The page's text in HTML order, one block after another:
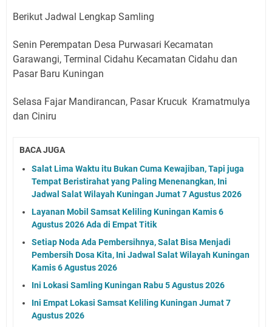
Berikut Jadwal Lengkap Samling
Senin Perempatan Desa Purwasari Kecamatan
Garawangi, Terminal Cidahu Kecamatan Cidahu dan
Pasar Baru Kuningan
Selasa Fajar Mandirancan, Pasar Krucuk Kramatmulya
dan Ciniru
BACA JUGA
Salat Lima Waktu itu Bukan Cuma Kewajiban, Tapi juga
Tempat Beristirahat yang Paling Menenangkan, Ini
Jadwal Salat Wilayah Kuningan Jumat 7 Agustus 2026
Layanan Mobil Samsat Keliling Kuningan Kamis 6
Agustus 2026 Ada di Empat Titik
Setiap Noda Ada Pembersihnya, Salat Bisa Menjadi
Pembersih Dosa Kita, Ini Jadwal Salat Wilayah Kuningan
Kamis 6 Agustus 2026
Ini Lokasi Samling Kuningan Rabu 5 Agustus 2026
Ini Empat Lokasi Samsat Keliling Kuningan Jumat 7
Agustus 2026